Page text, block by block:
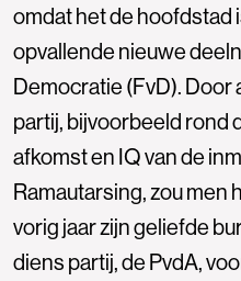
omdat het de hoofdstad
opvallende nieuwe
Democratie (FvD). Door
partij, bijvoorbeeld rond
afkomst en IQ van de
Ramautarsing, zou men
vorig jaar zijn geliefde
diens partij, de PvdA,